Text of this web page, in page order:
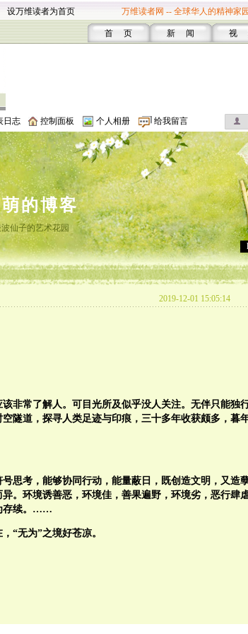
设万维读者为首页 万维读者网 -- 全球华人的精神家园
首 页 新 闻 视
日志 控制面板 个人相册 给我留言
的博客
仙子的艺术花园
2019-12-01 15:05:14
该非常了解人。可目光所及似乎没人关注。无伴只能独
隧道，探寻人类足迹与印痕，三十多年收获颇多，暮
思考，能够协同行动，能量蔽日，既创造文明，又造
。环境诱善恶，环境佳，善果遍野，环境劣，恶行肆
存续。……
“无为”之境好苍凉。